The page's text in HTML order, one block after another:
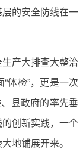
的安全防线在一
产大排查大整治
体检”，更是一次
县政府的率先垂
创新实践，一个
地铺展开来。